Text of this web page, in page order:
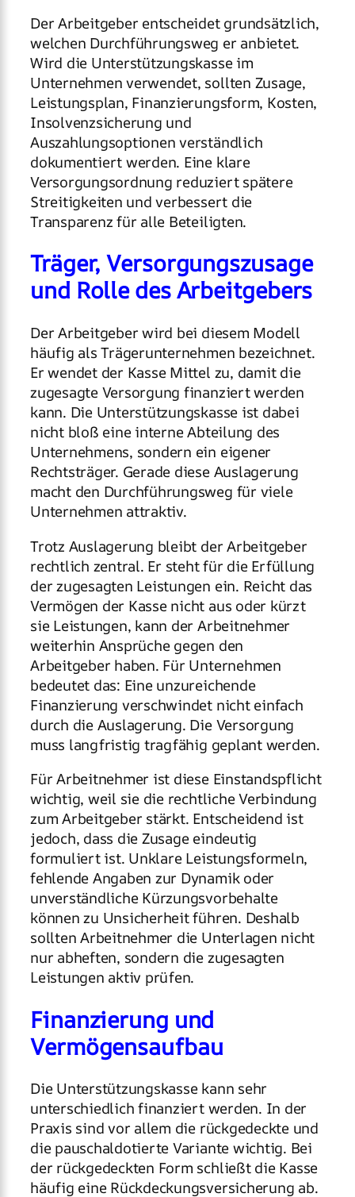
Der Arbeitgeber entscheidet grundsätzlich,
welchen Durchführungsweg er anbietet.
Wird die Unterstützungskasse im
Unternehmen verwendet, sollten Zusage,
Leistungsplan, Finanzierungsform, Kosten,
Insolvenzsicherung und
Auszahlungsoptionen verständlich
dokumentiert werden. Eine klare
Versorgungsordnung reduziert spätere
Streitigkeiten und verbessert die
Transparenz für alle Beteiligten.
Träger, Versorgungszusage
und Rolle des Arbeitgebers
Der Arbeitgeber wird bei diesem Modell
häufig als Trägerunternehmen bezeichnet.
Er wendet der Kasse Mittel zu, damit die
zugesagte Versorgung finanziert werden
kann. Die Unterstützungskasse ist dabei
nicht bloß eine interne Abteilung des
Unternehmens, sondern ein eigener
Rechtsträger. Gerade diese Auslagerung
macht den Durchführungsweg für viele
Unternehmen attraktiv.
Trotz Auslagerung bleibt der Arbeitgeber
rechtlich zentral. Er steht für die Erfüllung
der zugesagten Leistungen ein. Reicht das
Vermögen der Kasse nicht aus oder kürzt
sie Leistungen, kann der Arbeitnehmer
weiterhin Ansprüche gegen den
Arbeitgeber haben. Für Unternehmen
bedeutet das: Eine unzureichende
Finanzierung verschwindet nicht einfach
durch die Auslagerung. Die Versorgung
muss langfristig tragfähig geplant werden.
Für Arbeitnehmer ist diese Einstandspflicht
wichtig, weil sie die rechtliche Verbindung
zum Arbeitgeber stärkt. Entscheidend ist
jedoch, dass die Zusage eindeutig
formuliert ist. Unklare Leistungsformeln,
fehlende Angaben zur Dynamik oder
unverständliche Kürzungsvorbehalte
können zu Unsicherheit führen. Deshalb
sollten Arbeitnehmer die Unterlagen nicht
nur abheften, sondern die zugesagten
Leistungen aktiv prüfen.
Finanzierung und
Vermögensaufbau
Die Unterstützungskasse kann sehr
unterschiedlich finanziert werden. In der
Praxis sind vor allem die rückgedeckte und
die pauschaldotierte Variante wichtig. Bei
der rückgedeckten Form schließt die Kasse
häufig eine Rückdeckungsversicherung ab.